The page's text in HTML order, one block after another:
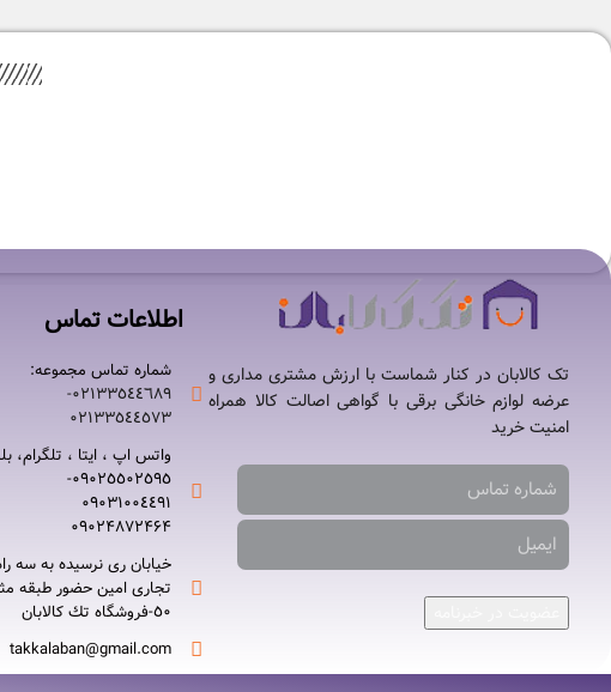
تک کالابان در کنار شماست با ارزش مشتری مداری و
عرضه لوازم خانگی برقی با گواهی اصالت کالا همراه
امنیت خرید
اطلاعات تماس
شماره تماس مجموعه:
۰۲۱٣٣٥٤٤٦٨٩-
۰٢١٣٣٥٤٤٥٧٣
واتس اپ ، ایتا ، تلگرام،
۰٩٠٢٥٥٠٢٥٩٥-
۰٩٠٣١٠٠٤٤٩١
۰٩٠٢۴۸۷٢۴۶۴
خیابان ری نرسيده به سه
٥٠-فروشگاه تك كالابان
takkalaban@gmail.com